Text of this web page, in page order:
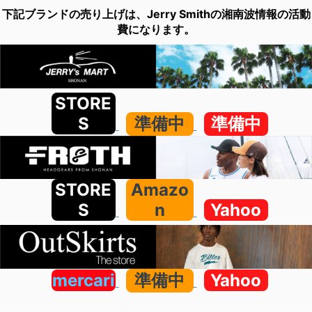
下記ブランドの売り上げは、Jerry Smithの湘南波情報の活動
費になります。
STORE
S
準備中 準備中
STORE
S
Amazo
n
Yahoo
mercari 準備中 Yahoo